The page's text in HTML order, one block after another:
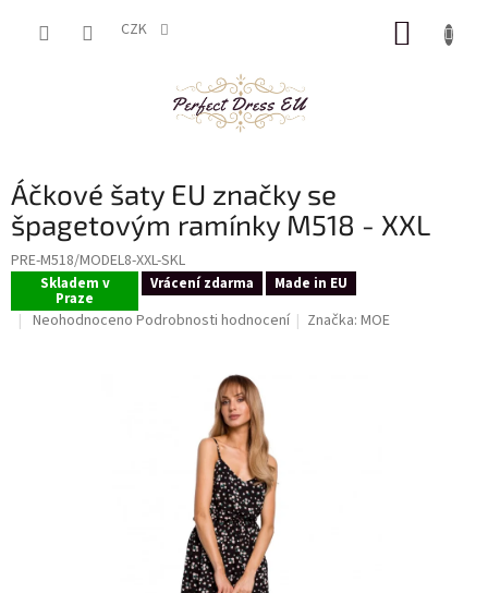
CZK
Áčkové šaty EU značky se
špagetovým ramínky M518 - XXL
PRE-M518/MODEL8-XXL-SKL
Skladem v
Praze
Vrácení zdarma Made in EU
Průměrné
Neohodnoceno Podrobnosti hodnocení Značka:MOE